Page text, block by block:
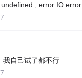
, error:IO
我自己试了都不行